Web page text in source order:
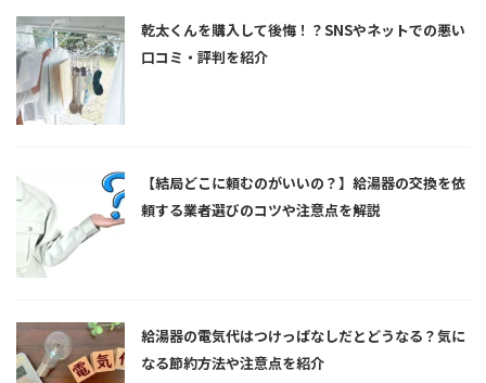
乾太くんを購入して後悔！？SNSやネットでの悪い
口コミ・評判を紹介
【結局どこに頼むのがいいの？】給湯器の交換を依
頼する業者選びのコツや注意点を解説
給湯器の電気代はつけっぱなしだとどうなる？気に
なる節約方法や注意点を紹介